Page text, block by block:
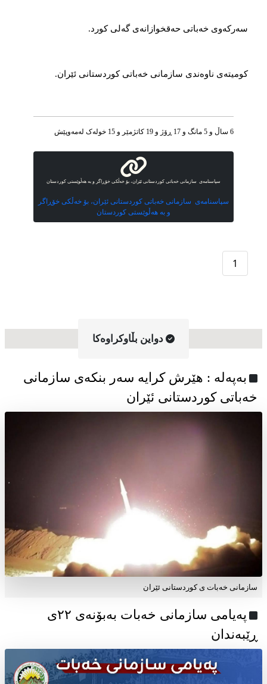
سەرکەوی خەباتی حەقخوازانەی گەلی کورد.
کومیته‌‌‌ی ناوه‌‌‌ندی سازمانی خەباتی کوردستانی ئێران.
6 ساڵ و 5 مانگ و 17 ڕۆژ و 19 کاتژمێر و 15 خوله‌ک له‌مه‌وپێش‌
سپاسنامەی سازمانی خەباتی کوردستانی ئێران، بۆ خەڵکی خۆڕاگر و بە هەڵوێستی کوردستان
سپاسنامەی سازمانی خەباتی کوردستانی ئێران، بۆ خەڵکی خۆڕاگر
و بە هەڵوێستی کوردستان
1
دواین بڵاوکراوه‌کا
به‌په‌له‌ : هێرش کرایە سەر بنکەی سازمانی
خەباتی کوردستانی ئێران
سازمانی خەبات ی کوردستانی ئێران
پەیامی سازمانی خەبات بەبۆنەی ۲۲ی
ڕێبەندان